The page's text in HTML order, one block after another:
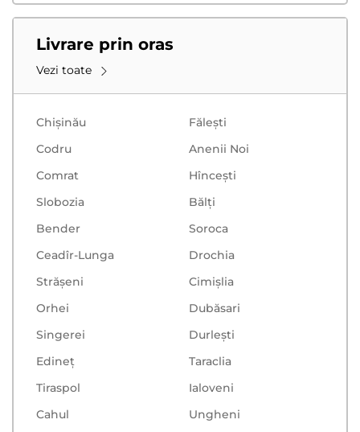
Livrare prin oras
Vezi toate
Chișinău
Făleşti
Codru
Anenii Noi
Comrat
Hînceşti
Slobozia
Bălţi
Bender
Soroca
Ceadîr-Lunga
Drochia
Strășeni
Cimișlia
Orhei
Dubăsari
Singerei
Durlești
Edineț
Taraclia
Tiraspol
Ialoveni
Cahul
Ungheni